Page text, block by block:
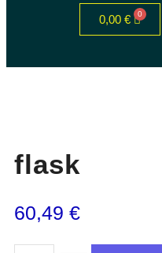
0,00 €
flask
60,49 €